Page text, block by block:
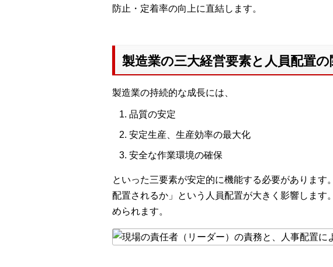
防止・定着率の向上に直結します。
製造業の三大経営要素と人員配置の
製造業の持続的な成長には、
品質の安定
安定生産、生産効率の最大化
安全な作業環境の確保
といった三要素が安定的に機能する必要がありま
配置されるか」という人員配置が大きく影響しま
められます。